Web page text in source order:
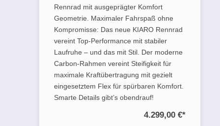
Rennrad mit ausgeprägter Komfort
Geometrie. Maximaler Fahrspaß ohne
Kompromisse: Das neue KIARO Rennrad
vereint Top-Performance mit stabiler
Laufruhe – und das mit Stil. Der moderne
Carbon-Rahmen vereint Steifigkeit für
maximale Kraftübertragung mit gezielt
eingesetztem Flex für spürbaren Komfort.
Smarte Details gibt’s obendrauf!
4.299,00 €*